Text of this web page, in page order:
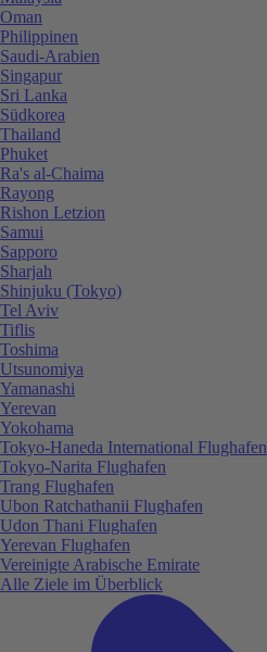
Oman
Philippinen
Saudi-Arabien
Singapur
Sri Lanka
Südkorea
Thailand
Phuket
Ra's al-Chaima
Rayong
Rishon Letzion
Samui
Sapporo
Sharjah
Shinjuku (Tokyo)
Tel Aviv
Tiflis
Toshima
Utsunomiya
Yamanashi
Yerevan
Yokohama
Tokyo-Haneda International Flughafen
Tokyo-Narita Flughafen
Trang Flughafen
Ubon Ratchathanii Flughafen
Udon Thani Flughafen
Yerevan Flughafen
Vereinigte Arabische Emirate
Alle Ziele im Überblick